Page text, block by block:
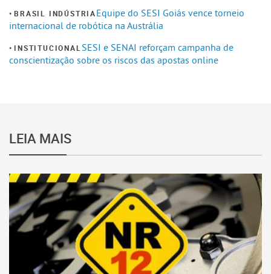
BRASIL INDÚSTRIAEquipe do SESI Goiás vence torneio
internacional de robótica na Austrália
INSTITUCIONAL SESI e SENAI reforçam campanha de
conscientização sobre os riscos das apostas online
LEIA MAIS